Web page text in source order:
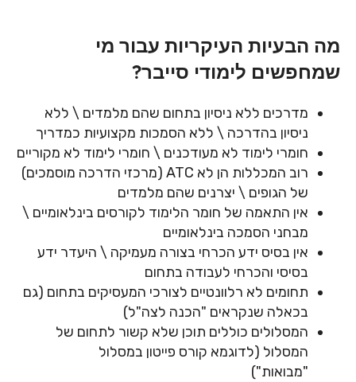
מה הבעיות העיקריות עבור מי
שמחפשים לימודי סייבר?
מדרכים ללא ניסיון בתחום שהם מלמדים \ ללא
ניסיון בהדרכה \ ללא הסמכות מקצועיות כמדריך
חומרי לימוד לא מעודכנים \ חומרי לימוד לא מקוריים
רוב המכללות הן לא ATC (מרכזי הדרכה מוסמכים)
של הגופים \ יצרנים שהם מלמדים
אין התאמה של חומר הלימוד לקורסים בינלאומיים \
מבחני הסמכה בינלאומיים
אין בסיס ידע הכרחי בצורה מעמיקה \ היעדר ידע
בסיסי והכרחי לעבודה בתחום
תחומים לא רלוונטיים לצורכי המעסיקים בתחום (גם
בכאלה שנקראים "הכנה לצה"ל)
המסלולים כוללים תוכן שלא קשור לתחום של
המסלול (לדוגמא קורס פייטון במסלול
"מבואות")